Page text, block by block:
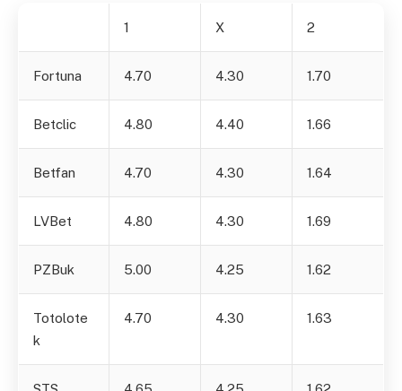
1 X 2
Fortuna 4.70 4.30 1.70
Betclic 4.80 4.40 1.66
Betfan 4.70 4.30 1.64
LVBet 4.80 4.30 1.69
PZBuk 5.00 4.25 1.62
Totolote
k
4.70 4.30 1.63